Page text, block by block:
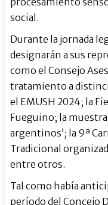
social.
Durante la jornada
designarán a sus
como el Consejo
tratamiento a
el EMUSH 2024; la
Fueguino; la
argentinos’; la 9ª
Tradicional
entre otros.
Tal como había
período del Concejo